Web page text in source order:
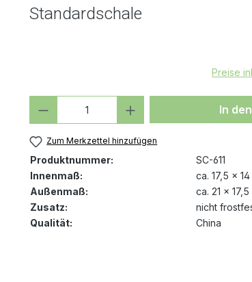
Standardschale
Preise
Produkt Anzahl: Gib den
In
Zum Merkzettel hinzufügen
Produktnummer:
SC-611
Innenmaß:
ca. 17,5 x
Außenmaß:
ca. 21 x
Zusatz:
nicht
Qualität:
China